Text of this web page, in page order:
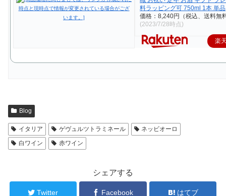
料ラッピング可 750ml 1本 単品
価格：8,240円（税込、送料無
(2023/7/28時点)
楽
Blog
イタリア ゲヴュルツトラミネール
ネッビオーロ
白ワイン
赤ワイン
シェアする
Twitter Facebook はてブ